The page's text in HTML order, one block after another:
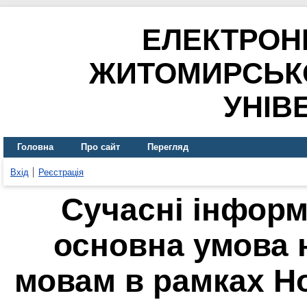
Головна Про сайт Перегляд
Вхід Реєстрація
Сучасні
основна умова
мовам в рамках